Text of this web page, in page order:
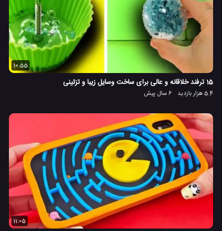
10:55
15 ترفند خلاقانه و عالی برای ساخت وسایل زیبا و تزئینی
5.4 هزار بازدید 6 سال پیش
11:05